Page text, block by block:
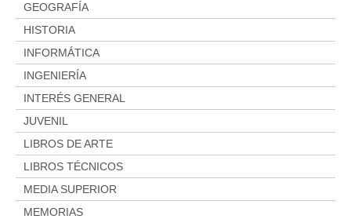
GEOGRAFÍA
HISTORIA
INFORMÁTICA
INGENIERÍA
INTERÉS GENERAL
JUVENIL
LIBROS DE ARTE
LIBROS TÉCNICOS
MEDIA SUPERIOR
MEMORIAS